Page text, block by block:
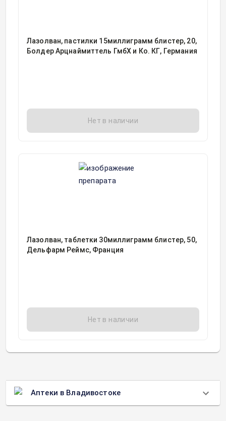
Лазолван, пастилки 15миллиграмм блистер, 20,
Болдер Арцнаймиттель ГмбХ и Ко. КГ, Германия
Нет в наличии
Лазолван, таблетки 30миллиграмм блистер, 50,
Дельфарм Реймс, Франция
Нет в наличии
Аптеки в Владивостоке